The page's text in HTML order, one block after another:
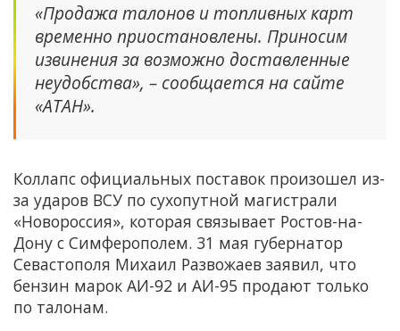
«Продажа талонов и топливных карт
временно приостановлены. Приносим
извинения за возможно доставленные
неудобства», – сообщается на сайте
«АТАН».
Коллапс официальных поставок произошел из-
за ударов ВСУ по сухопутной магистрали
«Новороссия», которая связывает Ростов-на-
Дону с Симферополем. 31 мая губернатор
Севастополя Михаил Развожаев заявил, что
бензин марок АИ-92 и АИ-95 продают только
по талонам.